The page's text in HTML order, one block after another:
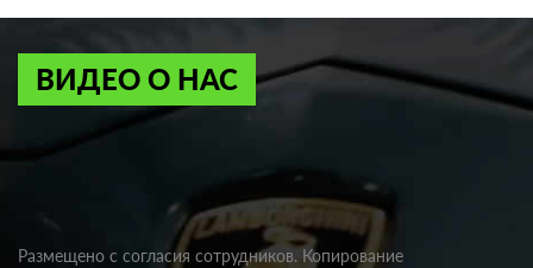
ВИДЕО О НАС
Размещено с согласия сотрудников. Копирование